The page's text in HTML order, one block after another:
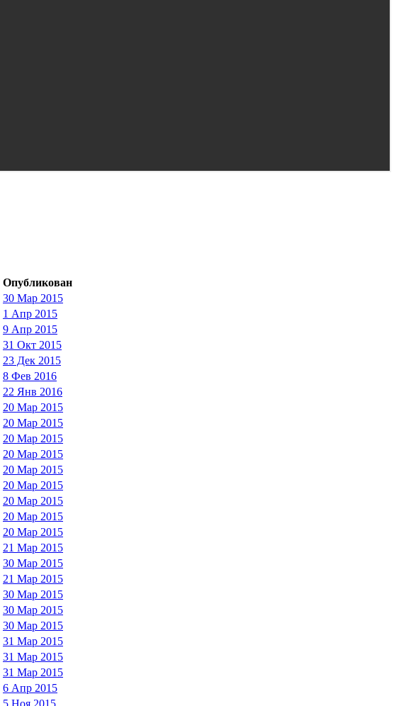
Опубликован
30 Мар 2015
1 Апр 2015
9 Апр 2015
31 Окт 2015
23 Дек 2015
8 Фев 2016
22 Янв 2016
20 Мар 2015
20 Мар 2015
20 Мар 2015
20 Мар 2015
20 Мар 2015
20 Мар 2015
20 Мар 2015
20 Мар 2015
20 Мар 2015
21 Мар 2015
30 Мар 2015
21 Мар 2015
30 Мар 2015
30 Мар 2015
30 Мар 2015
31 Мар 2015
31 Мар 2015
31 Мар 2015
6 Апр 2015